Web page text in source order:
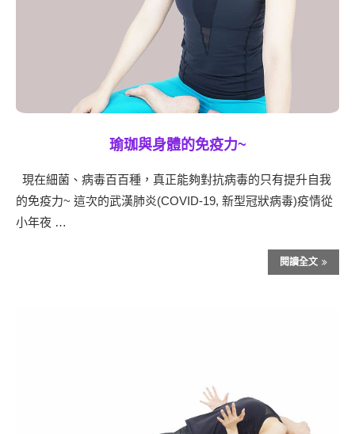
瑜珈與身體的免疫力~
現在細菌、病毒百百種，真正能夠對抗病毒的只有提升自我
的免疫力~ 這次的武漢肺炎(COVID-19, 新型冠狀病毒)疫情從
小年夜 …
閱讀全文